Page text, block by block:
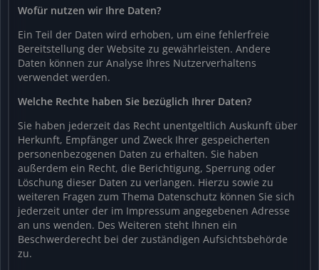
Wofür nutzen wir Ihre Daten?
Ein Teil der Daten wird erhoben, um eine fehlerfreie
Bereitstellung der Website zu gewährleisten. Andere
Daten können zur Analyse Ihres Nutzerverhaltens
verwendet werden.
Welche Rechte haben Sie bezüglich Ihrer Daten?
Sie haben jederzeit das Recht unentgeltlich Auskunft über
Herkunft, Empfänger und Zweck Ihrer gespeicherten
personenbezogenen Daten zu erhalten. Sie haben
außerdem ein Recht, die Berichtigung, Sperrung oder
Löschung dieser Daten zu verlangen. Hierzu sowie zu
weiteren Fragen zum Thema Datenschutz können Sie sich
jederzeit unter der im Impressum angegebenen Adresse
an uns wenden. Des Weiteren steht Ihnen ein
Beschwerderecht bei der zuständigen Aufsichtsbehörde
zu.